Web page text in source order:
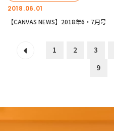
2018.06.01
【CANVAS NEWS】2018年6・7月号
1 2 3
9